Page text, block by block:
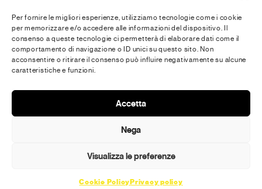
Per fornire le migliori esperienze, utilizziamo tecnologie come i cookie
per memorizzare e/o accedere alle informazioni del dispositivo. Il
consenso a queste tecnologie ci permetterà di elaborare dati come il
comportamento di navigazione o ID unici su questo sito. Non
acconsentire o ritirare il consenso può influire negativamente su alcune
caratteristiche e funzioni.
Accetta
Nega
Visualizza le preferenze
Cookie Policy Privacy policy
In collaboration with
Media Partner